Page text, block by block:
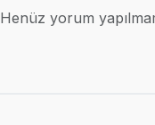
Henüz yorum